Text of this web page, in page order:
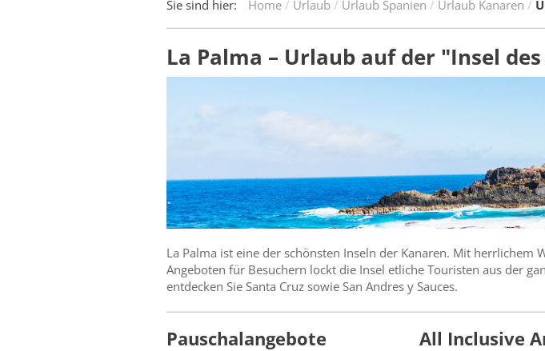
Sie sind hier: Home Urlaub Urlaub Spanien Urlaub Kanaren
La Palma – Urlaub auf der "Insel
La Palma ist eine der schönsten Inseln der Kanaren. Mit
Angeboten für Besuchern lockt die Insel etliche Touristen aus der
entdecken Sie Santa Cruz sowie San Andres y Sauces.
Pauschalangebote All Inclusive